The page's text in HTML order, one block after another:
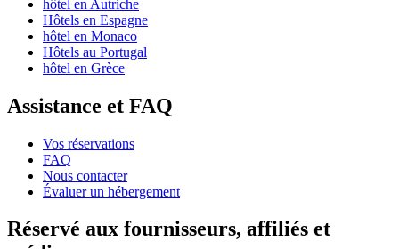
hôtel en Autriche
Hôtels en Espagne
hôtel en Monaco
Hôtels au Portugal
hôtel en Grèce
Assistance et FAQ
Vos réservations
FAQ
Nous contacter
Évaluer un hébergement
Réservé aux fournisseurs, affiliés et